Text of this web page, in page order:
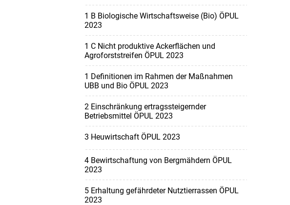
1 B Biologische Wirtschaftsweise (Bio) ÖPUL
2023
1 C Nicht produktive Ackerflächen und
Agroforststreifen ÖPUL 2023
1 Definitionen im Rahmen der Maßnahmen
UBB und Bio ÖPUL 2023
2 Einschränkung ertragssteigernder
Betriebsmittel ÖPUL 2023
3 Heuwirtschaft ÖPUL 2023
4 Bewirtschaftung von Bergmähdern ÖPUL
2023
5 Erhaltung gefährdeter Nutztierrassen ÖPUL
2023